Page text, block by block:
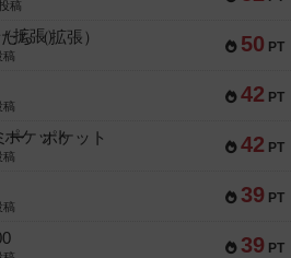
稿
50 PT
ち（拡張）
稿
42 PT
稿
42 PT
ー ポケット
稿
39 PT
稿
39 PT